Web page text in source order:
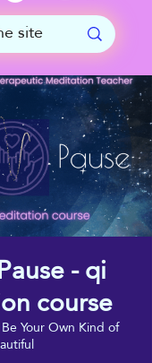
- qi
course
Be Your Own Kind of